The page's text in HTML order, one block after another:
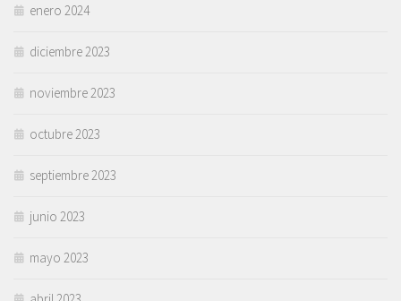
enero 2024
diciembre 2023
noviembre 2023
octubre 2023
septiembre 2023
junio 2023
mayo 2023